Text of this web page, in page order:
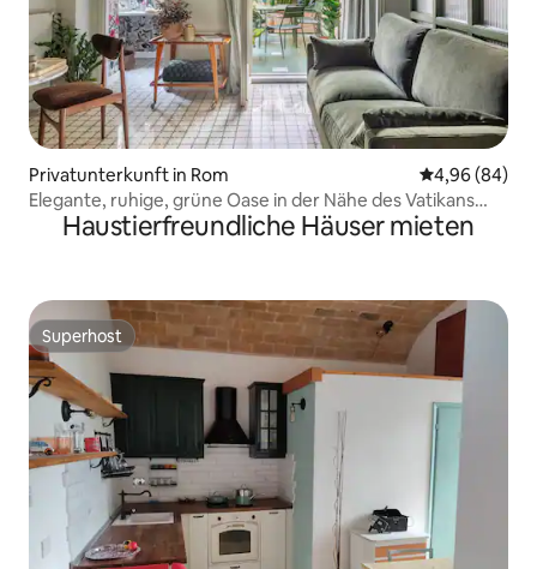
Privatunterkunft in Rom
4,96 (84)
Elegante, ruhige, grüne Oase in der Nähe des Vatikans
und des Stadions
Haustierfreundliche Häuser mieten
Superhost
Superhost